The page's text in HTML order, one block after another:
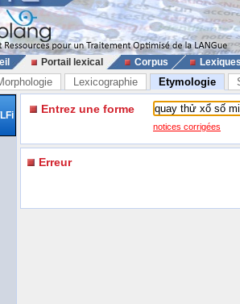
Portail lexical Corpus
Lexicographie Etymologie
Entrez une forme
notices corrigées
Erreur